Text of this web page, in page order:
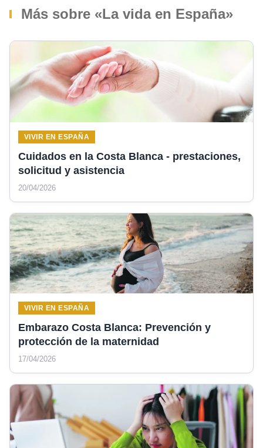
Más sobre «La vida en España»
VIVIR EN ESPAÑA
Cuidados en la Costa Blanca - prestaciones,
solicitud y asistencia
20/04/2026
VIVIR EN ESPAÑA
Embarazo Costa Blanca: Prevención y
protección de la maternidad
17/04/2026